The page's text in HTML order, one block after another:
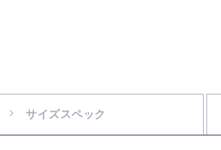
サイズスペック